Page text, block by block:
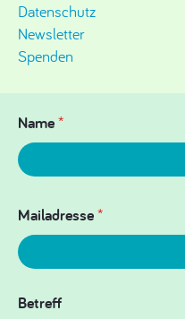
Datenschutz
Newsletter
Spenden
Name*
Mailadresse*
Betreff